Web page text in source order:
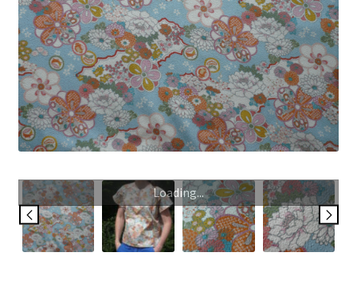
Panier
My Account
Wishlist
Panier
Plan du site
Loading...